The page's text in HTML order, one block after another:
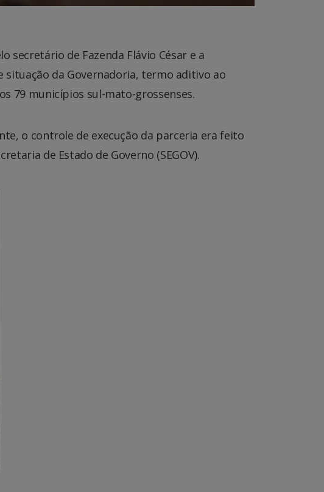
secretário de Fazenda Flávio César e a
situação da Governadoria, termo aditivo ao
79 municípios sul-mato-grossenses.
o controle de execução da parceria era feito
de Estado de Governo (SEGOV).